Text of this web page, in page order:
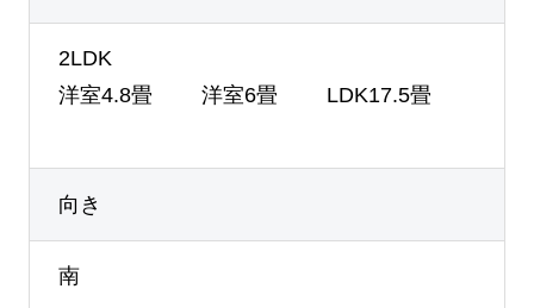
2LDK
洋室4.8畳 洋室6畳 LDK17.5畳
向き
南